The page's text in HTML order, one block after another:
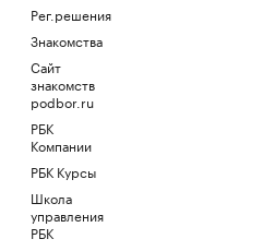
Рег.решения
Знакомства
Сайт
знакомств
podbor.ru
РБК
Компании
РБК Курсы
Школа
управления
РБК